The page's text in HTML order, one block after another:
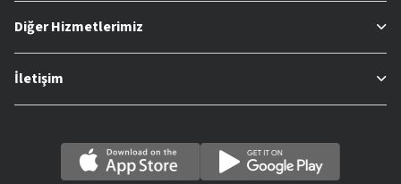
Diğer Hizmetlerimiz
İletişim